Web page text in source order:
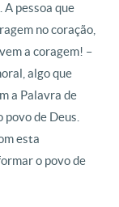
pessoa que
no coração,
a coragem! –
algo que
a Palavra de
de Deus.
esta
o povo de